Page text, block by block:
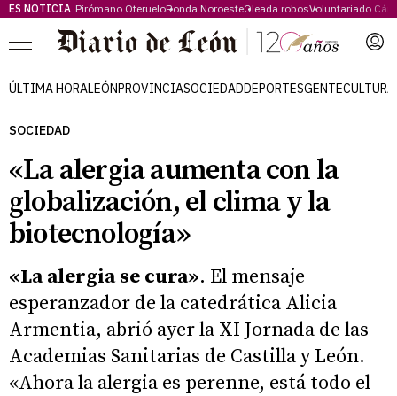
ES NOTICIA Pirómano OterueloRonda NoroesteOleada robosVoluntariado
Menú
ÚLTIMA HORALEÓNPROVINCIASOCIEDADDEPORTESGENTECULTURA
SOCIEDAD
«La alergia aumenta con la
globalización, el clima y la
biotecnología»
«La alergia se cura». El mensaje
esperanzador de la catedrática Alicia
Armentia, abrió ayer la XI Jornada de las
Academias Sanitarias de Castilla y León.
«Ahora la alergia es perenne, está todo el